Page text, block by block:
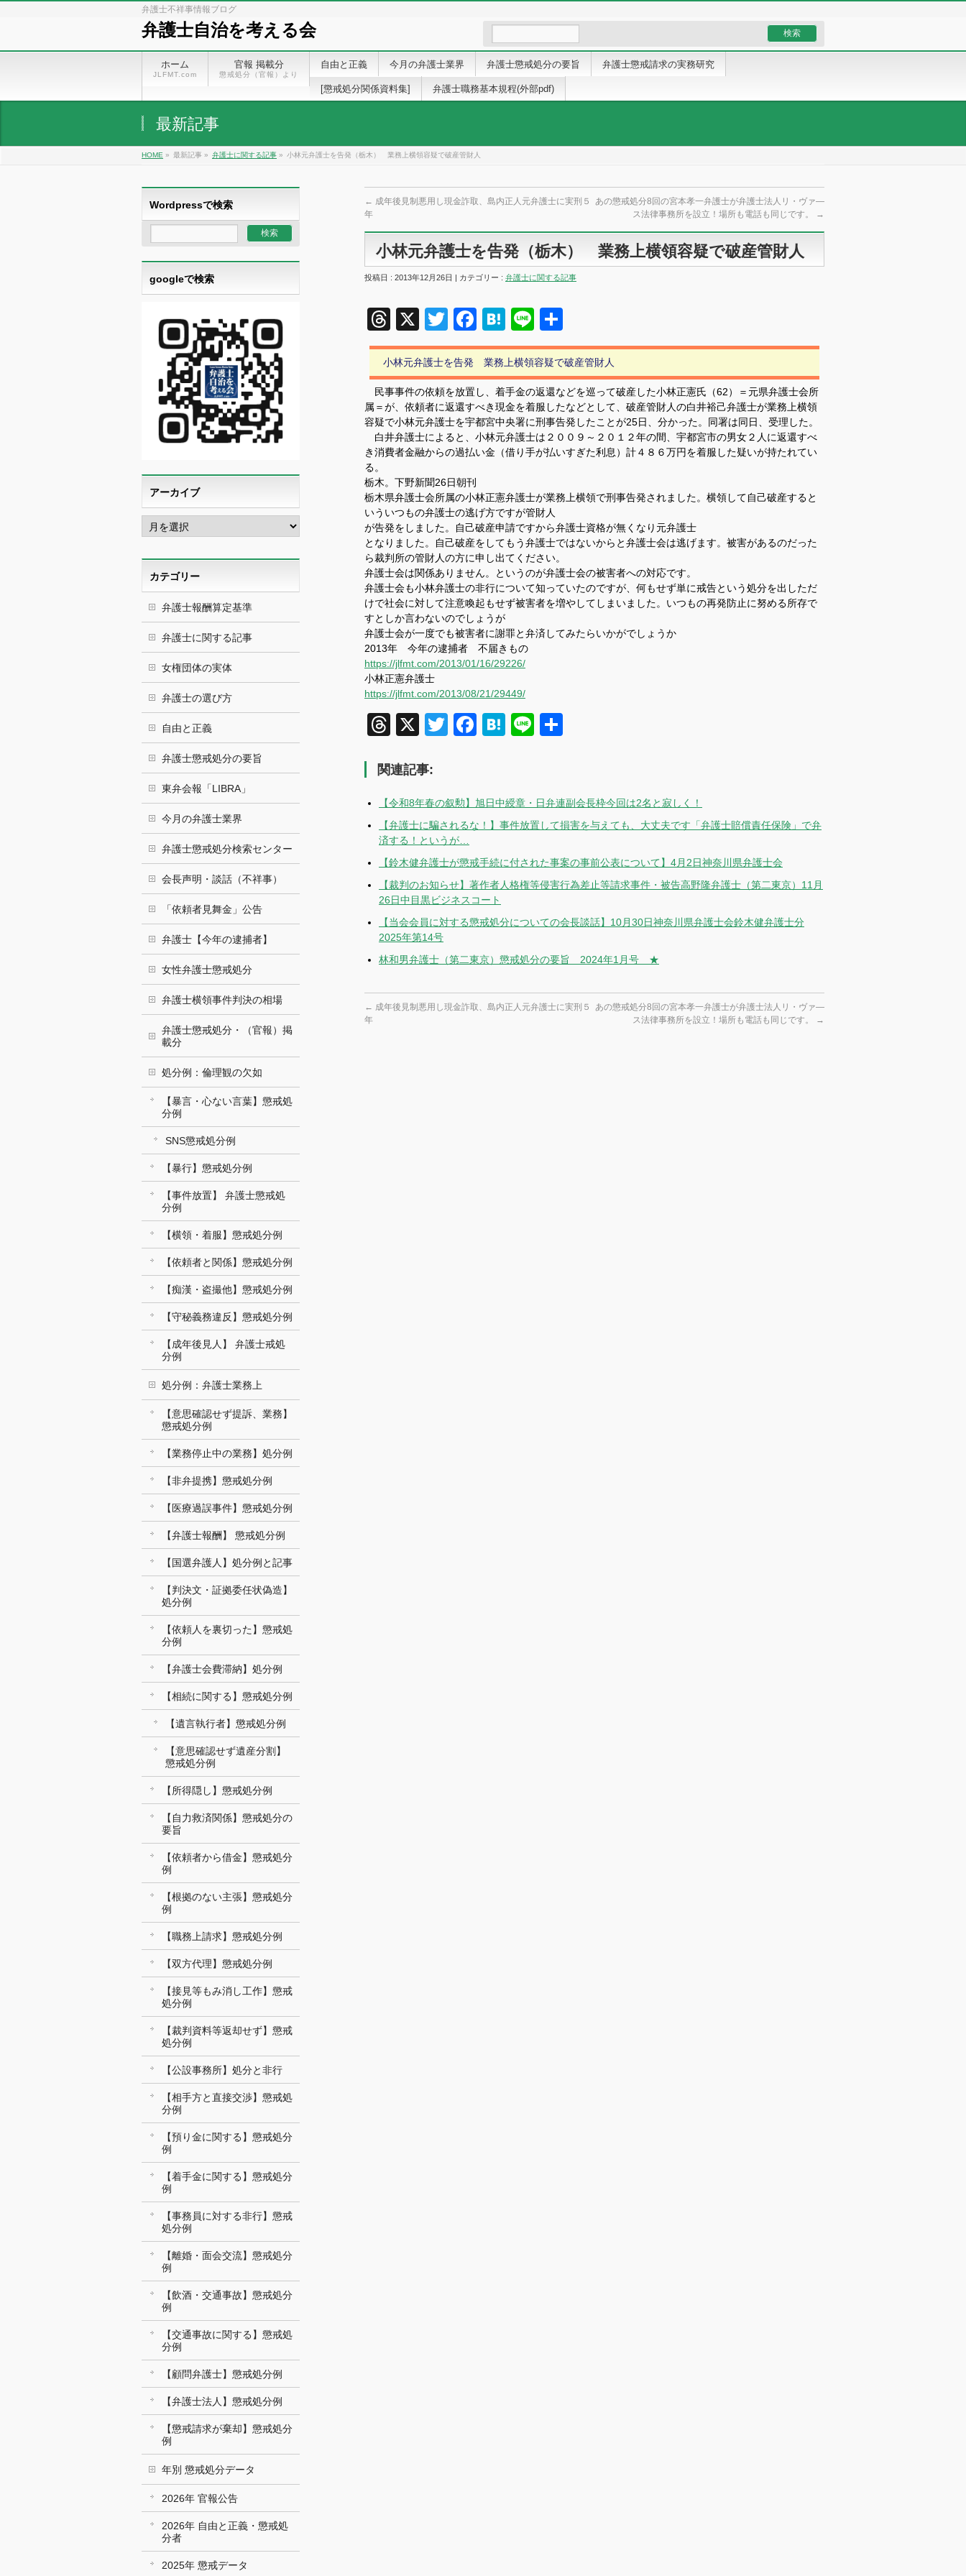
弁護士不祥事情報ブログ
弁護士自治を考える会
ホーム
JLFMT.com
官報 掲載分
懲戒処分（官報）より
自由と正義 今月の弁護士業界 弁護士懲戒処分の要旨 弁護士懲戒請求の実務研究
[懲戒処分関係資料集] 弁護士職務基本規程(外部pdf)
最新記事
HOME » 最新記事 » 弁護士に関する記事 » 小林元弁護士を告発（栃木） 業務上横領容疑で破産管財人
← 成年後見制悪用し現金詐取、島内正人元弁護士に実刑５
年
あの懲戒処分8回の宮本孝一弁護士が弁護士法人リ・ヴァ―
ス法律事務所を設立！場所も電話も同じです。
→
小林元弁護士を告発（栃木） 業務上横領容疑で破産管財人
投稿日 : 2013年12月26日 | カテゴリー : 弁護士に関する記事
Threads
X TwitterFacebook
Hatena
Line
有
小林元弁護士を告発 業務上横領容疑で破産管財人
民事事件の依頼を放置し、着手金の返還などを巡って破産した小林正憲氏（62）＝元県弁護士会所
属＝が、依頼者に返還すべき現金を着服したなどとして、破産管財人の白井裕己弁護士が業務上横領
容疑で小林元弁護士を宇都宮中央署に刑事告発したことが25日、分かった。同署は同日、受理した。
白井弁護士によると、小林元弁護士は２００９～２０１２年の間、宇都宮市の男女２人に返還すべ
き消費者金融からの過払い金（借り手が払いすぎた利息）計４８６万円を着服した疑いが持たれてい
る。
栃木。下野新聞26日朝刊
栃木県弁護士会所属の小林正憲弁護士が業務上横領で刑事告発されました。横領して自己破産すると
いういつもの弁護士の逃げ方ですが管財人
が告発をしました。自己破産申請ですから弁護士資格が無くなり元弁護士
となりました。自己破産をしてもう弁護士ではないからと弁護士会は逃げます。被害があるのだった
ら裁判所の管財人の方に申し出てください。
弁護士会は関係ありません。というのが弁護士会の被害者への対応です。
弁護士会も小林弁護士の非行について知っていたのですが、何もせず単に戒告という処分を出しただ
けで社会に対して注意喚起もせず被害者を増やしてしまいました。いつもの再発防止に努める所存で
すとしか言わないのでしょうが
弁護士会が一度でも被害者に謝罪と弁済してみたらいかがでしょうか
2013年 今年の逮捕者 不届きもの
https://jlfmt.com/2013/01/16/29226/
小林正憲弁護士
https://jlfmt.com/2013/08/21/29449/
Threads
X TwitterFacebook
Hatena
Line
関連記事:
【令和8年春の叙勲】旭日中綬章・日弁連副会長枠今回は2名と寂しく！
【弁護士に騙されるな！】事件放置して損害を与えても、大丈夫です「弁護士賠償責任保険」で弁
済する！というが…
【鈴木健弁護士が懲戒手続に付された事案の事前公表について】4月2日神奈川県弁護士会
【裁判のお知らせ】著作者人格権等侵害行為差止等請求事件・被告高野隆弁護士（第二東京）11月
26日中目黒ビジネスコート
【当会会員に対する懲戒処分についての会長談話】10月30日神奈川県弁護士会鈴木健弁護士分
2025年第14号
林和男弁護士（第二東京）懲戒処分の要旨 2024年1月号 ★
← 成年後見制悪用し現金詐取、島内正人元弁護士に実刑５
年
あの懲戒処分8回の宮本孝一弁護士が弁護士法人リ・ヴァ―
ス法律事務所を設立！場所も電話も同じです。
→
Wordpressで検索
googleで検索
アーカイブ
ア
ー
イ
ブカテゴリー
弁護士報酬算定基準
弁護士に関する記事
女権団体の実体
弁護士の選び方
自由と正義
弁護士懲戒処分の要旨
東弁会報「LIBRA」
今月の弁護士業界
弁護士懲戒処分検索センター
会長声明・談話（不祥事）
「依頼者見舞金」公告
弁護士【今年の逮捕者】
女性弁護士懲戒処分
弁護士横領事件判決の相場
弁護士懲戒処分・（官報）掲
載分
処分例：倫理観の欠如
【暴言・心ない言葉】懲戒処
分例
SNS懲戒処分例
【暴行】懲戒処分例
【事件放置】 弁護士懲戒処
分例
【横領・着服】懲戒処分例
【依頼者と関係】懲戒処分例
【痴漢・盗撮他】懲戒処分例
【守秘義務違反】懲戒処分例
【成年後見人】 弁護士戒処
分例
処分例：弁護士業務上
【意思確認せず提訴、業務】
懲戒処分例
【業務停止中の業務】処分例
【非弁提携】懲戒処分例
【医療過誤事件】懲戒処分例
【弁護士報酬】 懲戒処分例
【国選弁護人】処分例と記事
【判決文・証拠委任状偽造】
処分例
【依頼人を裏切った】懲戒処
分例
【弁護士会費滞納】処分例
【相続に関する】懲戒処分例
【遺言執行者】懲戒処分例
【意思確認せず遺産分割】
懲戒処分例
【所得隠し】懲戒処分例
【自力救済関係】懲戒処分の
要旨
【依頼者から借金】懲戒処分
例
【根拠のない主張】懲戒処分
例
【職務上請求】懲戒処分例
【双方代理】懲戒処分例
【接見等もみ消し工作】懲戒
処分例
【裁判資料等返却せず】懲戒
処分例
【公設事務所】処分と非行
【相手方と直接交渉】懲戒処
分例
【預り金に関する】懲戒処分
例
【着手金に関する】懲戒処分
例
【事務員に対する非行】懲戒
処分例
【離婚・面会交流】懲戒処分
例
【飲酒・交通事故】懲戒処分
例
【交通事故に関する】懲戒処
分例
【顧問弁護士】懲戒処分例
【弁護士法人】懲戒処分例
【懲戒請求が棄却】懲戒処分
例
年別 懲戒処分データ
2026年 官報公告
2026年 自由と正義・懲戒処
分者
2025年 懲戒データ